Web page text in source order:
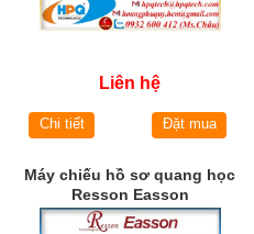
Liên hệ
Chi tiết Đặt mua
Máy chiếu hồ sơ quang học
Resson Easson